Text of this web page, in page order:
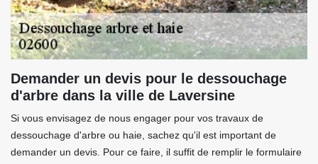
Demander un devis pour le dessouchage
d'arbre dans la ville de Laversine
Si vous envisagez de nous engager pour vos travaux de
dessouchage d'arbre ou haie, sachez qu'il est important de
demander un devis. Pour ce faire, il suffit de remplir le formulaire